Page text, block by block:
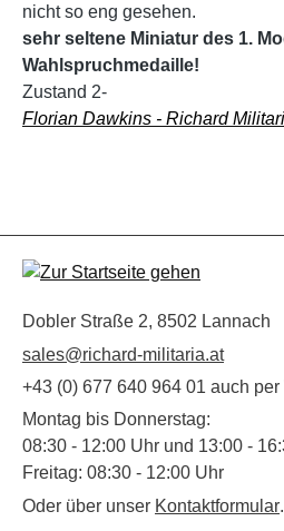
nicht so eng gesehen.
sehr seltene Miniatur des 1.
Wahlspruchmedaille!
Zustand 2-
Florian Dawkins - Richard
Dobler Straße 2, 8502 Lannach
sales@richard-militaria.at
+43 (0) 677 640 964 01 auch
Montag bis Donnerstag:
08:30 - 12:00 Uhr und 13:00 -
Freitag: 08:30 - 12:00 Uhr
Oder über unser Kontaktformular.